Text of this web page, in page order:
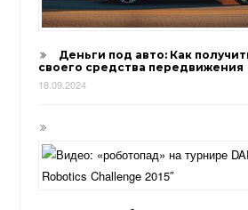
Деньги под авто: Как
своего средства передвижения
18.09.2024